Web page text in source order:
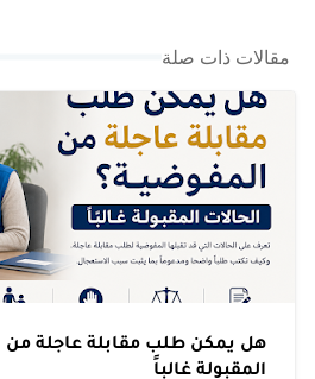
مقالات ذات صلة
هل يمكن طلب مقابلة عاجلة من
المقبولة غالباً